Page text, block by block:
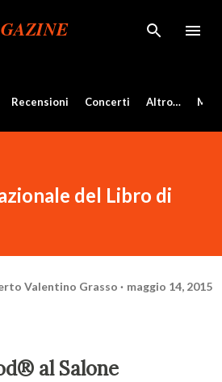
contenuti principali
Recensioni Concerti Altro…
del Libro di
Valentino Grasso maggio 14, 2015
al Salone